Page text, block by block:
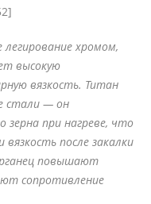
легирование хромом,
высокую
вязкость. Титан
стали — он
при нагреве, что
после закалки
повышают
сопротивление